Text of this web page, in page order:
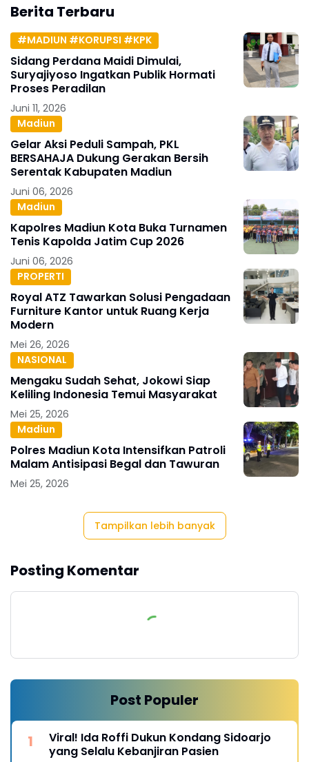
Berita Terbaru
#MADIUN #KORUPSI #KPK
Sidang Perdana Maidi Dimulai,
Suryajiyoso Ingatkan Publik Hormati
Proses Peradilan
Juni 11, 2026
Madiun
Gelar Aksi Peduli Sampah, PKL
BERSAHAJA Dukung Gerakan Bersih
Serentak Kabupaten Madiun
Juni 06, 2026
Madiun
Kapolres Madiun Kota Buka Turnamen
Tenis Kapolda Jatim Cup 2026
Juni 06, 2026
PROPERTI
Royal ATZ Tawarkan Solusi Pengadaan
Furniture Kantor untuk Ruang Kerja
Modern
Mei 26, 2026
NASIONAL
Mengaku Sudah Sehat, Jokowi Siap
Keliling Indonesia Temui Masyarakat
Mei 25, 2026
Madiun
Polres Madiun Kota Intensifkan Patroli
Malam Antisipasi Begal dan Tawuran
Mei 25, 2026
Tampilkan lebih banyak
Posting Komentar
Post Populer
Viral! Ida Roffi Dukun Kondang Sidoarjo
yang Selalu Kebanjiran Pasien